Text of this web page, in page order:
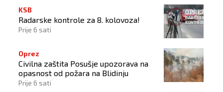
KSB
Radarske kontrole za 8. kolovoza!
Prije 6 sati
Oprez
Civilna zaštita Posušje upozorava na
opasnost od požara na Blidinju
Prije 6 sati